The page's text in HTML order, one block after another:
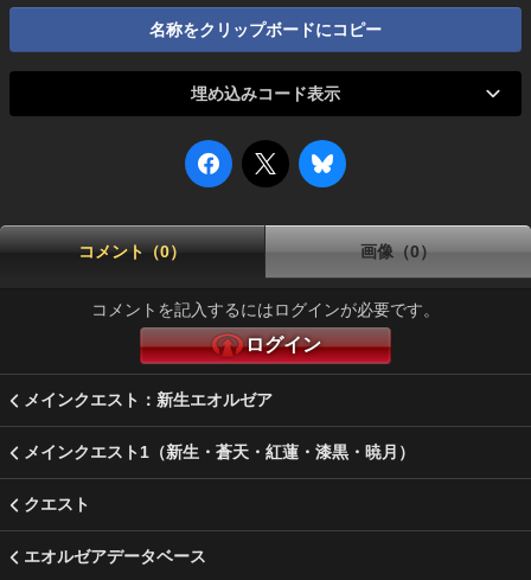
名称をクリップボードにコピー
埋め込みコード表示
コメント（0） 画像（0）
コメントを記入するにはログインが必要です。
ログイン
メインクエスト：新生エオルゼア
メインクエスト1（新生・蒼天・紅蓮・漆黒・暁月）
クエスト
エオルゼアデータベース